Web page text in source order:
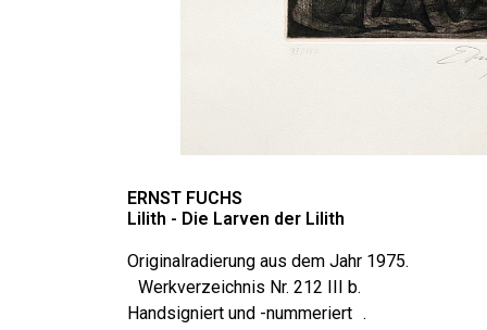
ERNST FUCHS
Lilith - Die Larven der Lilith
Originalradierung aus dem Jahr 1975.
Werkverzeichnis Nr. 212 III b.
Handsigniert und -nummeriert .